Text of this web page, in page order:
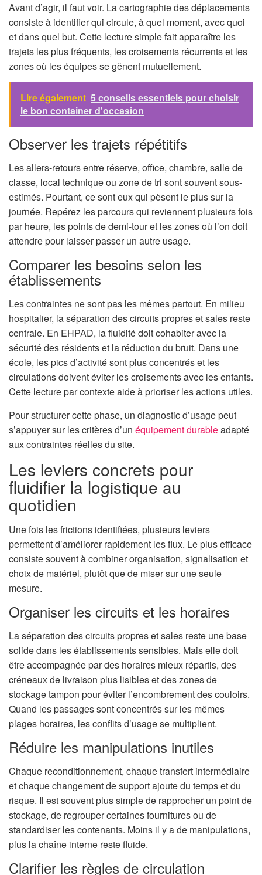
Avant d’agir, il faut voir. La cartographie des déplacements
consiste à identifier qui circule, à quel moment, avec quoi
et dans quel but. Cette lecture simple fait apparaître les
trajets les plus fréquents, les croisements récurrents et les
zones où les équipes se gênent mutuellement.
Lire également 5 conseils essentiels pour choisir
le bon container d'occasion
Observer les trajets répétitifs
Les allers-retours entre réserve, office, chambre, salle de
classe, local technique ou zone de tri sont souvent sous-
estimés. Pourtant, ce sont eux qui pèsent le plus sur la
journée. Repérez les parcours qui reviennent plusieurs fois
par heure, les points de demi-tour et les zones où l’on doit
attendre pour laisser passer un autre usage.
Comparer les besoins selon les
établissements
Les contraintes ne sont pas les mêmes partout. En milieu
hospitalier, la séparation des circuits propres et sales reste
centrale. En EHPAD, la fluidité doit cohabiter avec la
sécurité des résidents et la réduction du bruit. Dans une
école, les pics d’activité sont plus concentrés et les
circulations doivent éviter les croisements avec les enfants.
Cette lecture par contexte aide à prioriser les actions utiles.
Pour structurer cette phase, un diagnostic d’usage peut
s’appuyer sur les critères d’un équipement durableadapté
aux contraintes réelles du site.
Les leviers concrets pour
fluidifier la logistique au
quotidien
Une fois les frictions identifiées, plusieurs leviers
permettent d’améliorer rapidement les flux. Le plus efficace
consiste souvent à combiner organisation, signalisation et
choix de matériel, plutôt que de miser sur une seule
mesure.
Organiser les circuits et les horaires
La séparation des circuits propres et sales reste une base
solide dans les établissements sensibles. Mais elle doit
être accompagnée par des horaires mieux répartis, des
créneaux de livraison plus lisibles et des zones de
stockage tampon pour éviter l’encombrement des couloirs.
Quand les passages sont concentrés sur les mêmes
plages horaires, les conflits d’usage se multiplient.
Réduire les manipulations inutiles
Chaque reconditionnement, chaque transfert intermédiaire
et chaque changement de support ajoute du temps et du
risque. Il est souvent plus simple de rapprocher un point de
stockage, de regrouper certaines fournitures ou de
standardiser les contenants. Moins il y a de manipulations,
plus la chaîne interne reste fluide.
Clarifier les règles de circulation